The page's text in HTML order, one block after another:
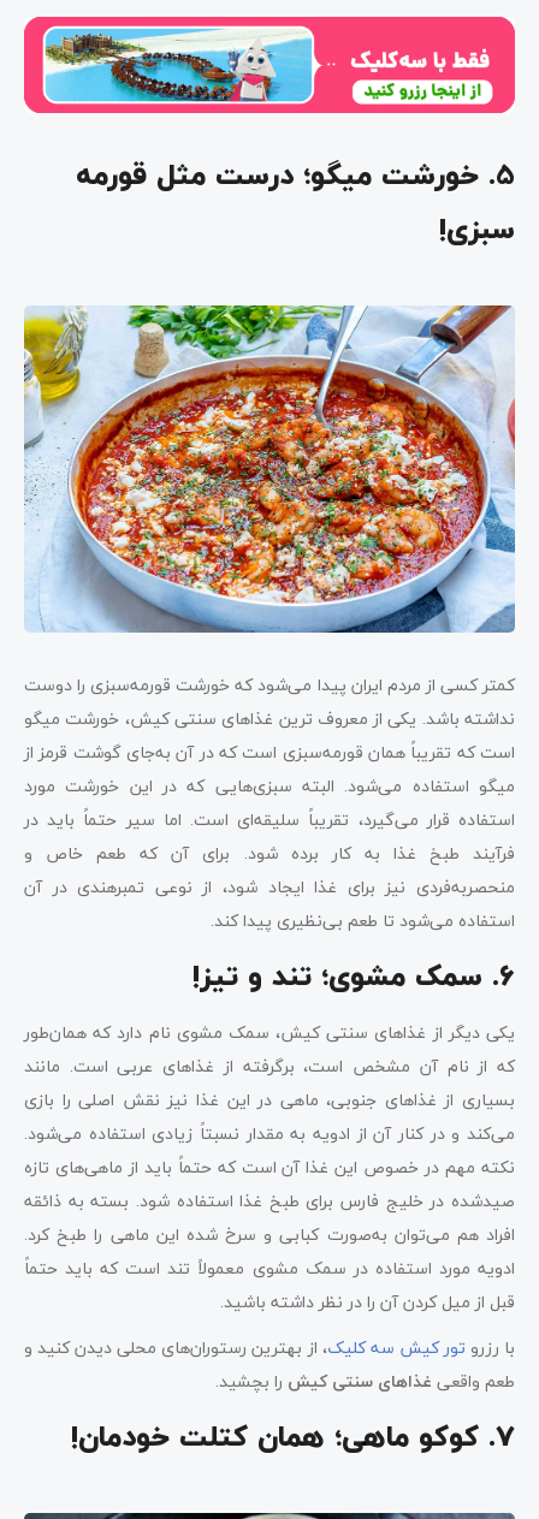
5. خورشت میگو؛ درست مثل قورمه
سبزی!
کمتر کسی از مردم ایران پیدا می‌شود که خورشت قورمه‌سبزی را دوست
نداشته باشد. یکی از معروف ترین غذاهای سنتی کیش، خورشت میگو
است که تقریباً همان قورمه‌سبزی است که در آن به‌جای گوشت قرمز از
میگو استفاده می‌شود. البته سبزی‌هایی که در این خورشت مورد
استفاده قرار می‌گیرد، تقریباً سلیقه‌ای است. اما سیر حتماً باید در
فرآیند طبخ غذا به کار برده شود. برای آن که طعم خاص و
منحصربه‌فردی نیز برای غذا ایجاد شود، از نوعی تمبرهندی در آن
استفاده می‌شود تا طعم بی‌نظیری پیدا کند.
6. سمک مشوی؛ تند و تیز!
یکی دیگر از غذاهای سنتی کیش، سمک مشوی نام دارد که همان‌طور
که از نام آن مشخص است، برگرفته از غذاهای عربی است. مانند
بسیاری از غذاهای جنوبی، ماهی در این غذا نیز نقش اصلی را بازی
می‌کند و در کنار آن از ادویه به مقدار نسبتاً زیادی استفاده می‌شود.
نکته مهم در خصوص این غذا آن است که حتماً باید از ماهی‌های تازه
صیدشده در خلیج فارس برای طبخ غذا استفاده شود. بسته به ذائقه
افراد هم می‌توان به‌صورت کبابی و سرخ شده این ماهی را طبخ کرد.
ادویه مورد استفاده در سمک مشوی معمولاً تند است که باید حتماً
قبل از میل کردن آن را در نظر داشته باشید.
با رزرو تور کیش سه کلیک، از بهترین رستوران‌های محلی دیدن کنید و
طعم واقعی غذاهای سنتی کیش را بچشید.
7. کوکو ماهی؛ همان کتلت خودمان!